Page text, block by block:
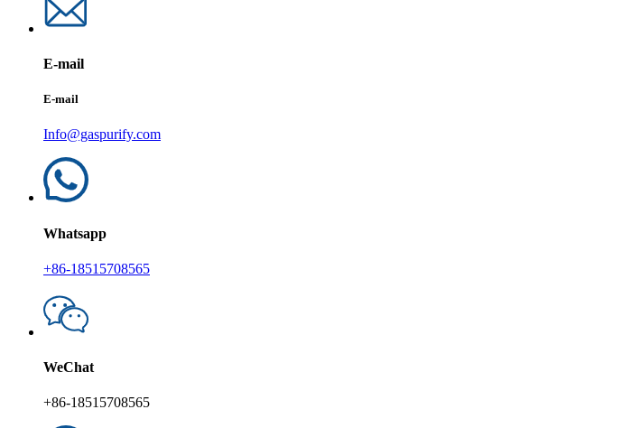
E-mail
E-mail
Info@gaspurify.com
Whatsapp
+86-18515708565
WeChat
+86-18515708565